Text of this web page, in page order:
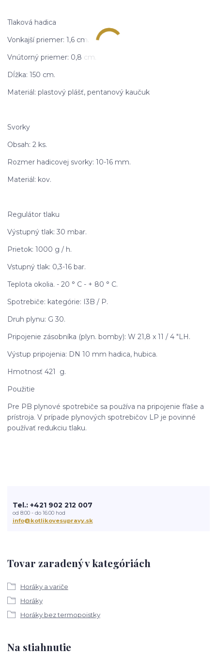
Tlaková hadica
Vonkajší priemer: 1,6 cm.
Vnútorný priemer: 0,8 cm.
Dĺžka: 150 cm.
Materiál: plastový plášť, pentanový kaučuk
Svorky
Obsah: 2 ks.
Rozmer hadicovej svorky: 10-16 mm.
Materiál: kov.
Regulátor tlaku
Výstupný tlak: 30 mbar.
Prietok: 1000 g / h.
Vstupný tlak: 0,3-16 bar.
Teplota okolia. - 20 ° C - + 80 ° C.
Spotrebiče: kategórie: I3B / P.
Druh plynu: G 30.
Pripojenie zásobníka (plyn. bomby): W 21,8 x 11 / 4 "LH.
Výstup pripojenia: DN 10 mm hadica, hubica.
Hmotnosť 421 g.
Použitie
Pre PB plynové spotrebiče sa používa na pripojenie fľaše a
prístroja. V prípade plynových spotrebičov LP je povinné
používať redukciu tlaku.
Tovar zaradený v kategóriách
Horáky a variče
Horáky
Horáky bez termopoistky
Tel.: +421 902 212 007
od 8:00 - do 16:00 hod
info@kotlikovesupravy.sk
Na stiahnutie